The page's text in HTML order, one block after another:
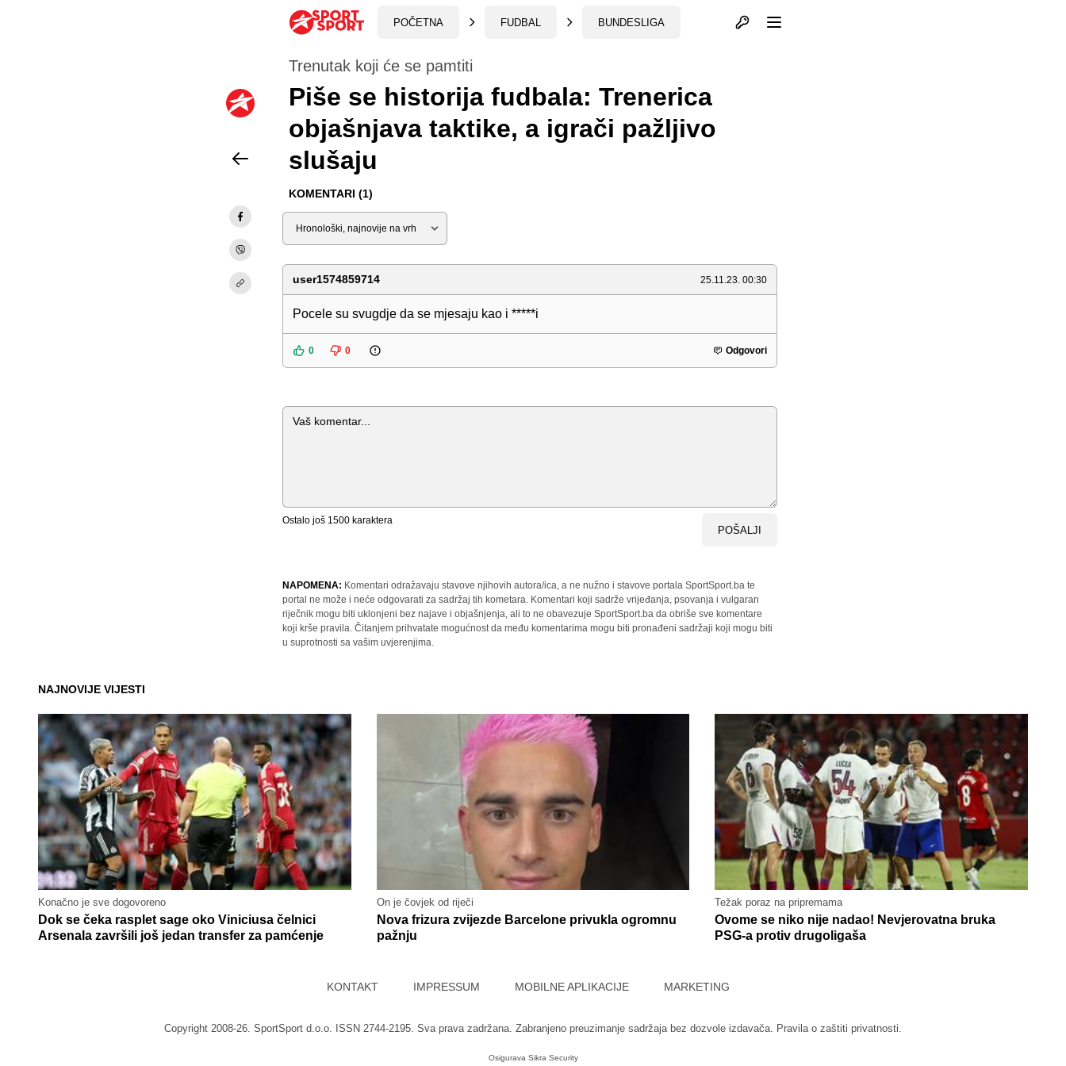
POČETNA FUDBAL BUNDESLIGA Otvori profil
Trenutak koji će se pamtiti
Piše se historija fudbala: Trenerica
objašnjava taktike, a igrači pažljivo
slušaju
KOMENTARI (1)
Sortiraj
user1574859714 25.11.23. 00:30
Pocele su svugdje da se mjesaju kao i *****i
0 0 Odgovori
Komentar
Ostalo još 1500 karaktera
POŠALJI
NAPOMENA: Komentari odražavaju stavove njihovih autora/ica, a ne nužno i stavove portala SportSport.ba te
portal ne može i neće odgovarati za sadržaj tih kometara. Komentari koji sadrže vrijeđanja, psovanja i vulgaran
riječnik mogu biti uklonjeni bez najave i objašnjenja, ali to ne obavezuje SportSport.ba da obriše sve komentare
koji krše pravila. Čitanjem prihvatate mogućnost da među komentarima mogu biti pronađeni sadržaji koji mogu biti
u suprotnosti sa vašim uvjerenjima.
NAJNOVIJE VIJESTI
Konačno je sve dogovoreno
Dok se čeka rasplet sage oko Viniciusa čelnici
Arsenala završili još jedan transfer za pamćenje
On je čovjek od riječi
Nova frizura zvijezde Barcelone privukla ogromnu
pažnju
Težak poraz na pripremama
Ovome se niko nije nadao! Nevjerovatna bruka
PSG-a protiv drugoligaša
KONTAKT IMPRESSUM MOBILNE APLIKACIJE MARKETING
Copyright 2008-26. SportSport d.o.o. ISSN 2744-2195. Sva prava zadržana. Zabranjeno preuzimanje sadržaja bez dozvole izdavača. Pravila o zaštiti privatnosti.
Osigurava Sikra Security